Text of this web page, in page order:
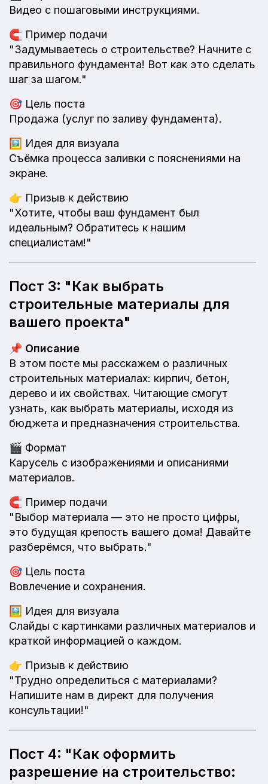
Видео с пошаговыми инструкциями.
🧲 Пример подачи
"Задумываетесь о строительстве? Начните с
правильного фундамента! Вот как это сделать
шаг за шагом."
🎯 Цель поста
Продажа (услуг по заливу фундамента).
🖼️ Идея для визуала
Съёмка процесса заливки с пояснениями на
экране.
👉 Призыв к действию
"Хотите, чтобы ваш фундамент был
идеальным? Обратитесь к нашим
специалистам!"
Пост 3: "Как выбрать
строительные материалы для
вашего проекта"
📌 Описание
В этом посте мы расскажем о различных
строительных материалах: кирпич, бетон,
дерево и их свойствах. Читающие смогут
узнать, как выбрать материалы, исходя из
бюджета и предназначения строительства.
🎬 Формат
Карусель с изображениями и описаниями
материалов.
🧲 Пример подачи
"Выбор материала — это не просто цифры,
это будущая крепость вашего дома! Давайте
разберёмся, что выбрать."
🎯 Цель поста
Вовлечение и сохранения.
🖼️ Идея для визуала
Слайды с картинками различных материалов и
краткой информацией о каждом.
👉 Призыв к действию
"Трудно определиться с материалами?
Напишите нам в директ для получения
консультации!"
Пост 4: "Как оформить
разрешение на строительство: